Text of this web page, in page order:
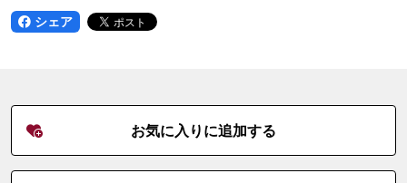
シェア
お気に入りに追加する